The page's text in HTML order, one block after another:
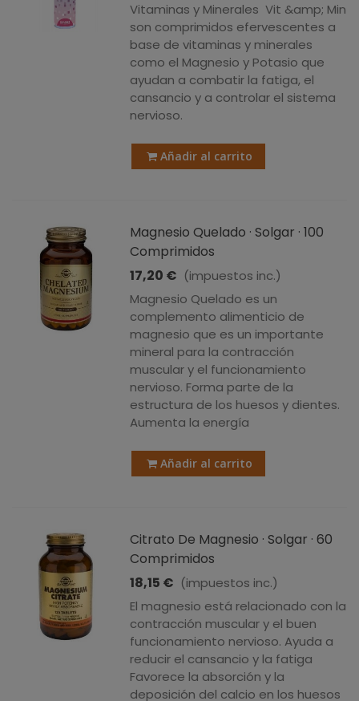
Vitaminas y Minerales Vit &amp; Min
son comprimidos efervescentes a
base de vitaminas y minerales
como el Magnesio y Potasio que
ayudan a combatir la fatiga, el
cansancio y a controlar el sistema
nervioso.
Añadir al carrito
Magnesio Quelado · Solgar · 100
Comprimidos
17,20 € (impuestos inc.)
Magnesio Quelado es un
complemento alimenticio de
magnesio que es un importante
mineral para la contracción
muscular y el funcionamiento
nervioso. Forma parte de la
estructura de los huesos y dientes.
Aumenta la energía
Añadir al carrito
Citrato De Magnesio · Solgar · 60
Comprimidos
18,15 € (impuestos inc.)
El magnesio está relacionado con la
contracción muscular y el buen
funcionamiento nervioso. Ayuda a
reducir el cansancio y la fatiga
Favorece la absorción y la
deposición del calcio en los huesos